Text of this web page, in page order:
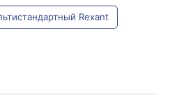
Rexant